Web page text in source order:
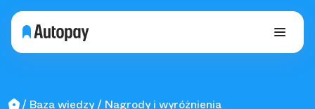
Baza wiedzy Nagrody i wyróżnienia